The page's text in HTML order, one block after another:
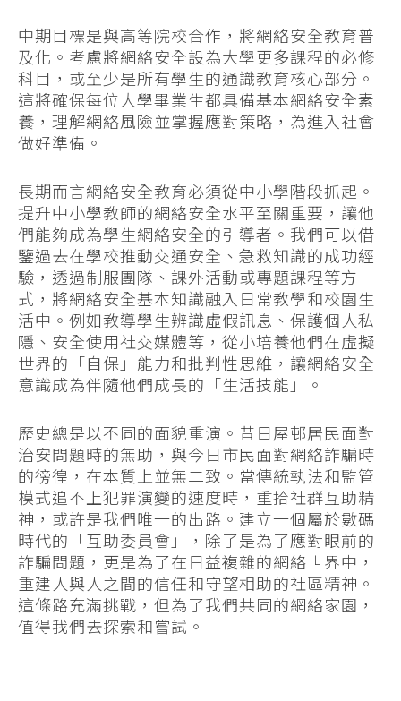
中期目標是與高等院校合作，將網絡安全教育普
及化。考慮將網絡安全設為大學更多課程的必修
科目，或至少是所有學生的通識教育核心部分。
這將確保每位大學畢業生都具備基本網絡安全素
養，理解網絡風險並掌握應對策略，為進入社會
做好準備。
長期而言網絡安全教育必須從中小學階段抓起。
提升中小學教師的網絡安全水平至關重要，讓他
們能夠成為學生網絡安全的引導者。我們可以借
鑒過去在學校推動交通安全、急救知識的成功經
驗，透過制服團隊、課外活動或專題課程等方
式，將網絡安全基本知識融入日常教學和校園生
活中。例如教導學生辨識虛假訊息、保護個人私
隱、安全使用社交媒體等，從小培養他們在虛擬
世界的「自保」能力和批判性思維，讓網絡安全
意識成為伴隨他們成長的「生活技能」。
歷史總是以不同的面貌重演。昔日屋邨居民面對
治安問題時的無助，與今日市民面對網絡詐騙時
的徬徨，在本質上並無二致。當傳統執法和監管
模式追不上犯罪演變的速度時，重拾社群互助精
神，或許是我們唯一的出路。建立一個屬於數碼
時代的「互助委員會」，除了是為了應對眼前的
詐騙問題，更是為了在日益複雜的網絡世界中，
重建人與人之間的信任和守望相助的社區精神。
這條路充滿挑戰，但為了我們共同的網絡家園，
值得我們去探索和嘗試。